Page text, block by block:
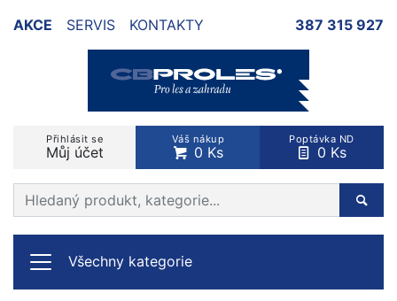
AKCE SERVIS KONTAKTY 387 315 927
Přihlásit se
Můj účet
Váš nákup
0 Ks
Poptávka ND
0 Ks
Prohledat web
Všechny kategorie